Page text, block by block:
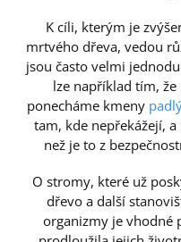
K cíli, kterým je
mrtvého dřeva, vedou
jsou často velmi
lze například tím,
ponecháme kmeny
tam, kde nepřekážejí,
než je to z
O stromy, které už
dřevo a další
organizmy je vhodné